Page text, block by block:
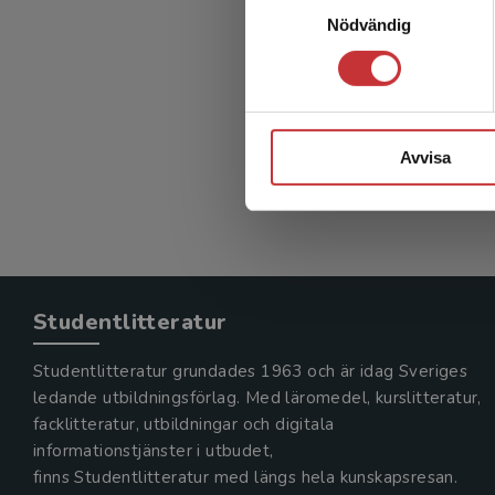
Nödvändig
Avvisa
Sparr, G
Exkl.
Studentlitteratur
Studentlitteratur grundades 1963 och är idag Sveriges
ledande utbildningsförlag. Med läromedel, kurslitteratur,
facklitteratur, utbildningar och digitala
informationstjänster i utbudet,
finns Studentlitteratur med längs hela kunskapsresan.